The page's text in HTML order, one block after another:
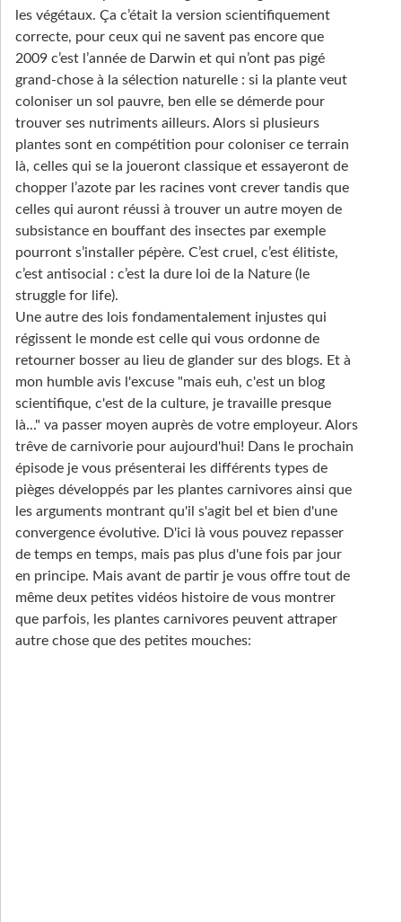
les végétaux. Ça c’était la version scientifiquement
correcte, pour ceux qui ne savent pas encore que
2009 c’est l’année de Darwin et qui n’ont pas pigé
grand-chose à la sélection naturelle : si la plante veut
coloniser un sol pauvre, ben elle se démerde pour
trouver ses nutriments ailleurs. Alors si plusieurs
plantes sont en compétition pour coloniser ce terrain
là, celles qui se la joueront classique et essayeront de
chopper l’azote par les racines vont crever tandis que
celles qui auront réussi à trouver un autre moyen de
subsistance en bouffant des insectes par exemple
pourront s’installer pépère. C’est cruel, c’est élitiste,
c’est antisocial : c’est la dure loi de la Nature (le
struggle for life).
Une autre des lois fondamentalement injustes qui
régissent le monde est celle qui vous ordonne de
retourner bosser au lieu de glander sur des blogs. Et à
mon humble avis l'excuse "mais euh, c'est un blog
scientifique, c'est de la culture, je travaille presque
là..." va passer moyen auprès de votre employeur. Alors
trêve de carnivorie pour aujourd'hui! Dans le prochain
épisode je vous présenterai les différents types de
pièges développés par les plantes carnivores ainsi que
les arguments montrant qu'il s'agit bel et bien d'une
convergence évolutive. D'ici là vous pouvez repasser
de temps en temps, mais pas plus d'une fois par jour
en principe. Mais avant de partir je vous offre tout de
même deux petites vidéos histoire de vous montrer
que parfois, les plantes carnivores peuvent attraper
autre chose que des petites mouches: